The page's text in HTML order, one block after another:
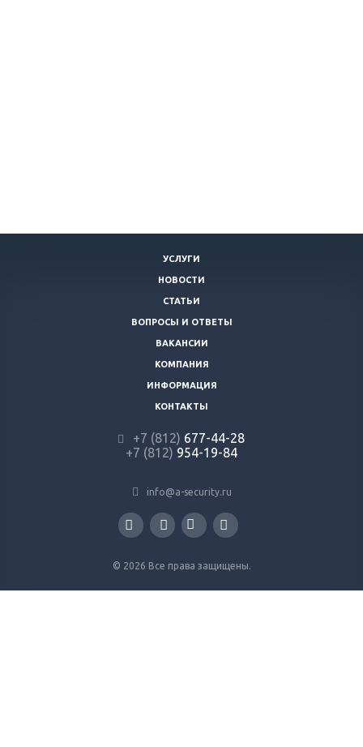
УСЛУГИ
НОВОСТИ
СТАТЬИ
ВОПРОСЫ И ОТВЕТЫ
ВАКАНСИИ
КОМПАНИЯ
ИНФОРМАЦИЯ
КОНТАКТЫ
+7 (812) 677-44-28
+7 (812) 954-19-84
info@a-security.ru
© 2026 Все права защищены.